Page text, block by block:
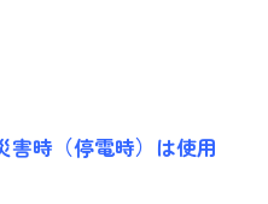
時（停電時）は使用